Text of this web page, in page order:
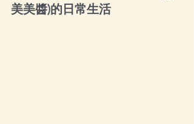
美美醬)的日常生活